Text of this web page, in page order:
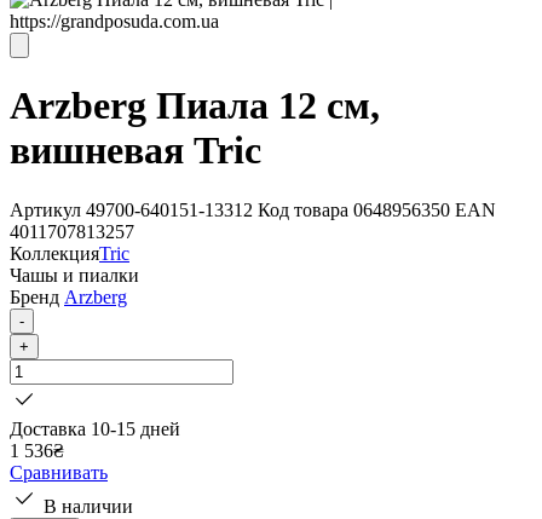
Arzberg Пиала 12 см,
вишневая Tric
Артикул 49700-640151-13312 Код товара 0648956350 EAN
4011707813257
КоллекцияTric
Чашы и пиалки
Бренд Arzberg
-
+
Доставка 10-15 дней
1 536₴
Сравнивать
В наличии